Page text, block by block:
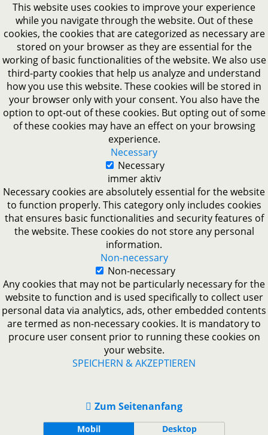
This website uses cookies to improve your experience
while you navigate through the website. Out of these
cookies, the cookies that are categorized as necessary are
stored on your browser as they are essential for the
working of basic functionalities of the website. We also use
third-party cookies that help us analyze and understand
how you use this website. These cookies will be stored in
your browser only with your consent. You also have the
option to opt-out of these cookies. But opting out of some
of these cookies may have an effect on your browsing
experience.
Necessary
Necessary
immer aktiv
Necessary cookies are absolutely essential for the website
to function properly. This category only includes cookies
that ensures basic functionalities and security features of
the website. These cookies do not store any personal
information.
Non-necessary
Non-necessary
Any cookies that may not be particularly necessary for the
website to function and is used specifically to collect user
personal data via analytics, ads, other embedded contents
are termed as non-necessary cookies. It is mandatory to
procure user consent prior to running these cookies on
your website.
SPEICHERN & AKZEPTIEREN
Zum Seitenanfang
Mobil Desktop